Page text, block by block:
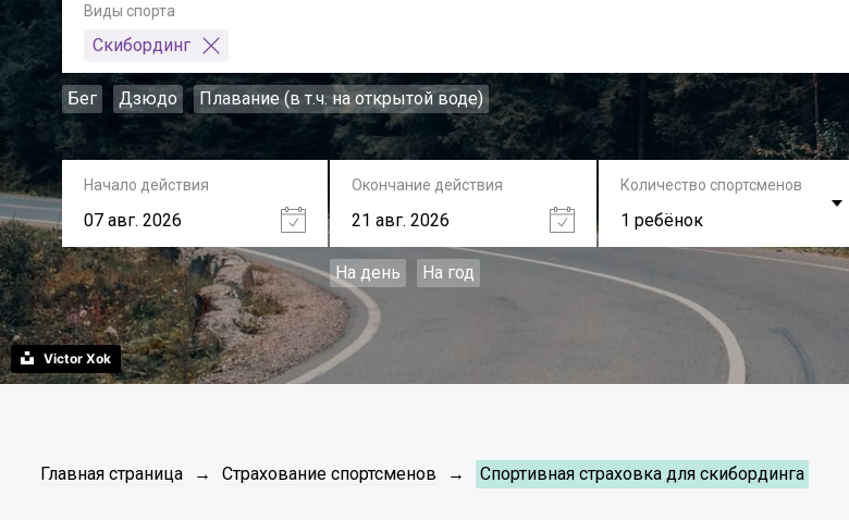
Victor Xok
Виды спорта
Скибординг
Бег Дзюдо Плавание (в т.ч. на открытой воде)
Начало действия Окончание действия
На день На год
Количество спортсменов
1 ребёнок
Главная страница Страхование спортсменов Спортивная страховка для скибординга